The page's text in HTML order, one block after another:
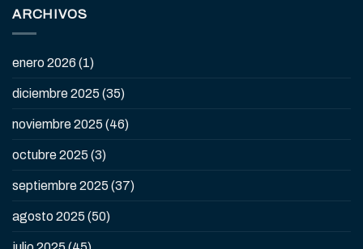
ARCHIVOS
enero 2026 (1)
diciembre 2025 (35)
noviembre 2025 (46)
octubre 2025 (3)
septiembre 2025 (37)
agosto 2025 (50)